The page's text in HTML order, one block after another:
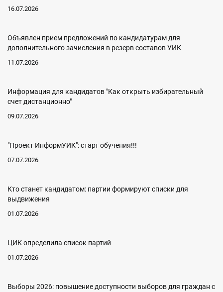
16.07.2026
Объявлен прием предложений по кандидатурам для
дополнительного зачисления в резерв составов УИК
11.07.2026
Информация для кандидатов "Как открыть избирательный
счет дистанционно"
09.07.2026
"Проект ИнформУИК": старт обучения!!!
07.07.2026
Кто станет кандидатом: партии формируют списки для
выдвижения
01.07.2026
ЦИК определила список партий
01.07.2026
Выборы 2026: повышение доступности выборов для граждан с